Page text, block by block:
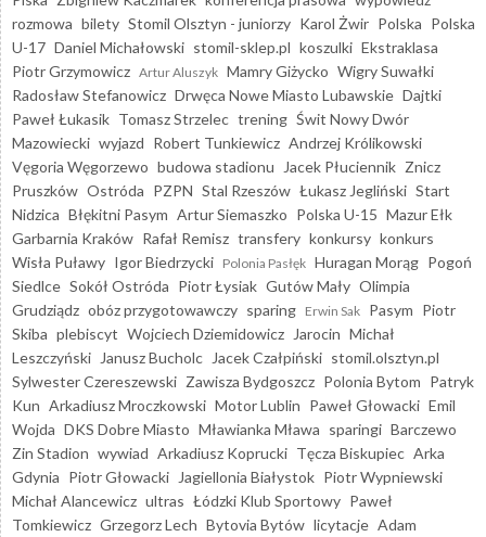
rozmowa bilety Stomil Olsztyn - juniorzy Karol Żwir Polska Polska
U-17 Daniel Michałowski stomil-sklep.pl koszulki Ekstraklasa
Piotr Grzymowicz Artur Aluszyk Mamry Giżycko Wigry Suwałki
Radosław Stefanowicz Drwęca Nowe Miasto Lubawskie Dajtki
Paweł Łukasik Tomasz Strzelec trening Świt Nowy Dwór
Mazowiecki wyjazd Robert Tunkiewicz Andrzej Królikowski
Vęgoria Węgorzewo budowa stadionu Jacek Płuciennik Znicz
Pruszków Ostróda PZPN Stal Rzeszów Łukasz Jegliński Start
Nidzica Błękitni Pasym Artur Siemaszko Polska U-15 Mazur Ełk
Garbarnia Kraków Rafał Remisz transfery konkursy konkurs
Wisła Puławy Igor Biedrzycki Polonia Pasłęk Huragan Morąg Pogoń
Siedlce Sokół Ostróda Piotr Łysiak Gutów Mały Olimpia
Grudziądz obóz przygotowawczy sparing Erwin Sak Pasym Piotr
Skiba plebiscyt Wojciech Dziemidowicz Jarocin Michał
Leszczyński
Janusz Bucholc Jacek Czałpiński stomil.olsztyn.pl
Sylwester Czereszewski Zawisza Bydgoszcz Polonia Bytom Patryk
Kun Arkadiusz Mroczkowski Motor Lublin Paweł Głowacki Emil
Wojda DKS Dobre Miasto Mławianka Mława sparingi Barczewo
Zin Stadion wywiad Arkadiusz Koprucki Tęcza Biskupiec Arka
Gdynia Piotr Głowacki Jagiellonia Białystok Piotr Wypniewski
Michał Alancewicz ultras Łódzki Klub Sportowy Paweł
Tomkiewicz Grzegorz Lech Bytovia Bytów licytacje Adam